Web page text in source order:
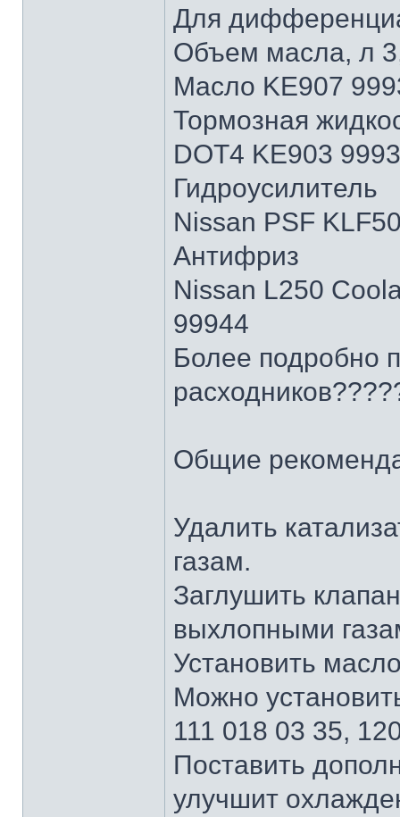
Для
Объем масла, л
Масло KE907
Тормозная
DOT4 KE903
Гидроусилитель
Nissan PSF
Антифриз
Nissan L250
99944
Более подробно
Общие
Удалить
газам.
Заглушить
выхлопными
Установить
Можно
111 018 03 35,
Поставить
улучшит